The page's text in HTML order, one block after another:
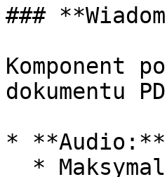
###
Komponent
dokumentu
* **Audio:**